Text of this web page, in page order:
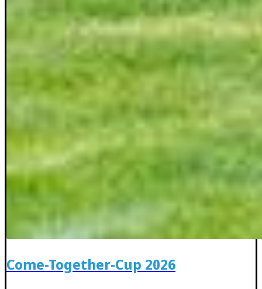
Come-Together-Cup 2026